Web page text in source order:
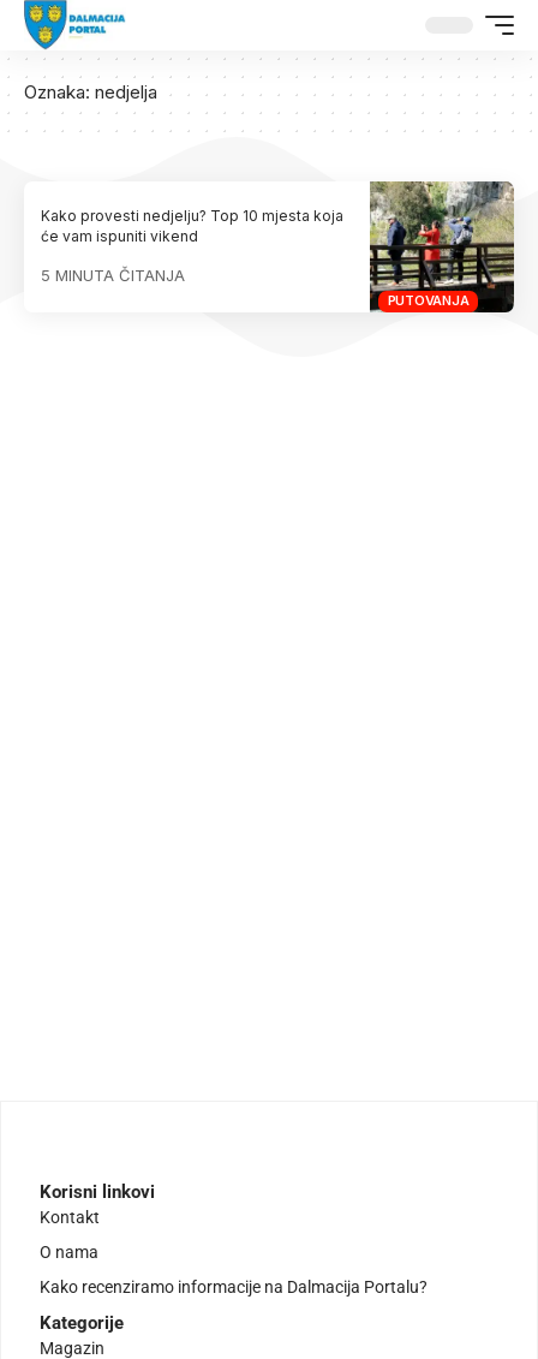
Oznaka: nedjelja
PUTOVANJA
Kako provesti nedjelju? Top 10 mjesta koja
će vam ispuniti vikend
5 MINUTA ČITANJA
Korisni linkovi
Kontakt
O nama
Kako recenziramo informacije na Dalmacija Portalu?
Kategorije
Magazin